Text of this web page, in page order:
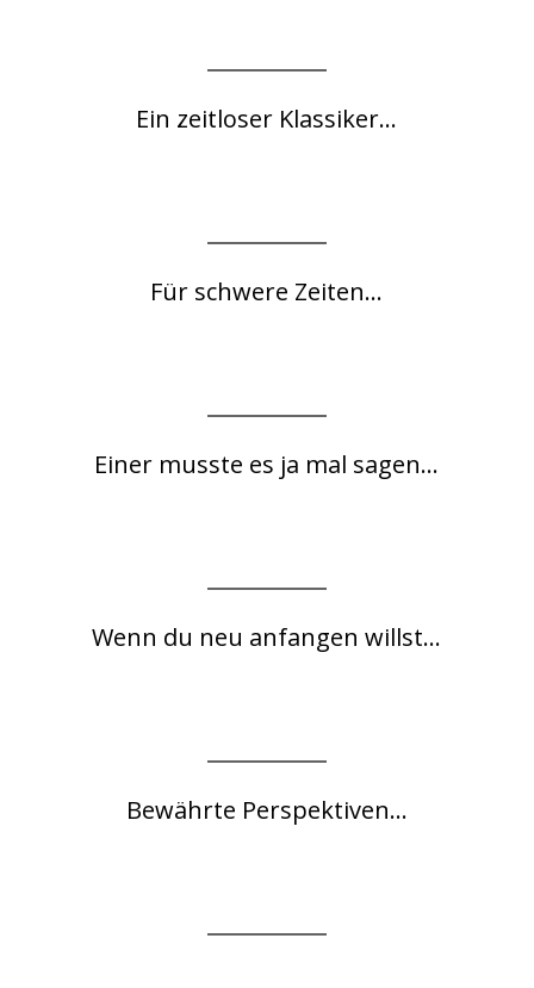
Ein zeitloser Klassiker...
Für schwere Zeiten...
Einer musste es ja mal sagen...
Wenn du neu anfangen willst...
Bewährte Perspektiven...